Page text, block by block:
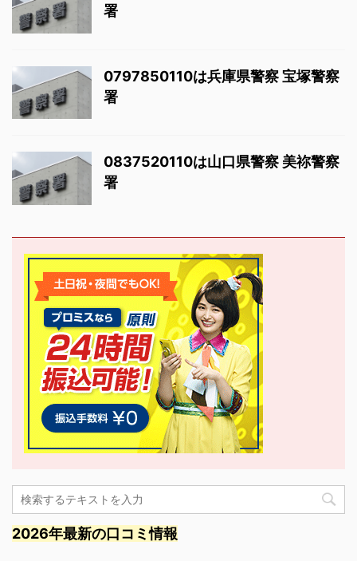
署
0797850110は兵庫県警察 宝塚警察
署
0837520110は山口県警察 美祢警察
署
2026年最新の口コミ情報